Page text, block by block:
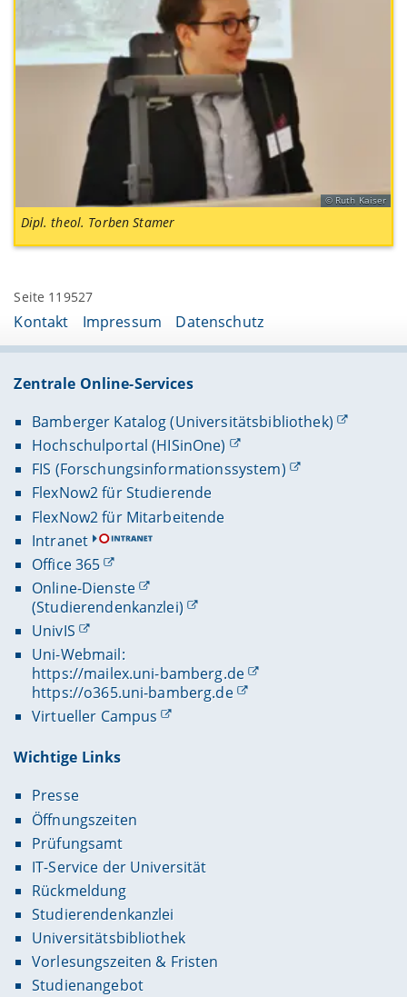
Ruth Kaiser
Dipl. theol. Torben Stamer
Seite 119527
Kontakt Impressum Datenschutz
Zentrale Online-Services
Bamberger Katalog (Universitätsbibliothek)
Hochschulportal (HISinOne)
FIS (Forschungsinformationssystem)
FlexNow2 für Studierende
FlexNow2 für Mitarbeitende
Intranet
Office 365
Online-Dienste
(Studierendenkanzlei)
UnivIS
Uni-Webmail:
https://mailex.uni-bamberg.de
https://o365.uni-bamberg.de
Virtueller Campus
Wichtige Links
Presse
Öffnungszeiten
Prüfungsamt
IT-Service der Universität
Rückmeldung
Studierendenkanzlei
Universitätsbibliothek
Vorlesungszeiten & Fristen
Studienangebot